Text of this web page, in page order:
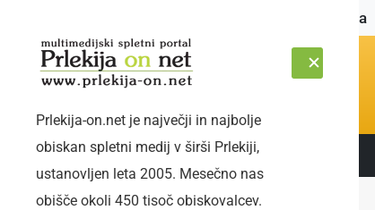
Naslovnica
PETEK, 7. AVGUST 2026 Sledite nam:
Prlekija-on.net je največji in najbolje
obiskan spletni medij v širši Prlekiji,
ustanovljen leta 2005. Mesečno nas
obišče okoli 450 tisoč obiskovalcev.